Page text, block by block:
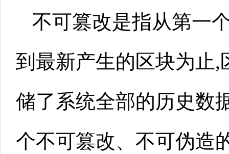
不可篡改是指从第一
到最新产生的区块为止,
储了系统全部的历史数
个不可篡改、不可伪造